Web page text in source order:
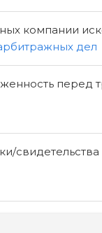
компании
дел
перед
свидетельства